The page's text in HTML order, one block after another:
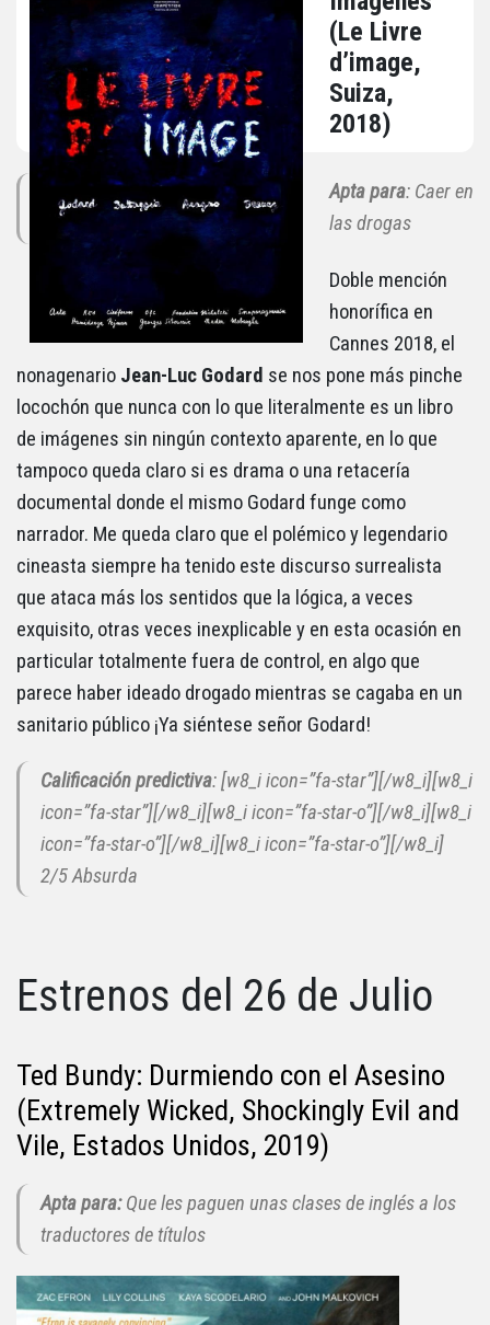
(Le Livre
d’image,
Suiza,
2018)
Apta para: Caer en
las drogas
Doble mención
honorífica en
Cannes 2018, el
nonagenario Jean-Luc Godard se nos pone más pinche
locochón que nunca con lo que literalmente es un libro
de imágenes sin ningún contexto aparente, en lo que
tampoco queda claro si es drama o una retacería
documental donde el mismo Godard funge como
narrador. Me queda claro que el polémico y legendario
cineasta siempre ha tenido este discurso surrealista
que ataca más los sentidos que la lógica, a veces
exquisito, otras veces inexplicable y en esta ocasión en
particular totalmente fuera de control, en algo que
parece haber ideado drogado mientras se cagaba en un
sanitario público ¡Ya siéntese señor Godard!
Calificación predictiva: [w8_i icon=”fa-star”][/w8_i][w8_i
icon=”fa-star”][/w8_i][w8_i icon=”fa-star-o”][/w8_i][w8_i
icon=”fa-star-o”][/w8_i][w8_i icon=”fa-star-o”][/w8_i]
2/5 Absurda
Estrenos del 26 de Julio
Ted Bundy: Durmiendo con el Asesino
(Extremely Wicked, Shockingly Evil and
Vile, Estados Unidos, 2019)
Apta para:Que les paguen unas clases de inglés a los
traductores de títulos